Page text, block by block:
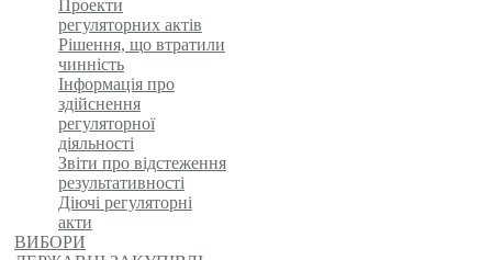
Проекти
регуляторних актів
Рішення, що втратили
чинність
Інформація про
здійснення
регуляторної
діяльності
Звіти про відстеження
результативності
Діючі регуляторні
акти
ВИБОРИ